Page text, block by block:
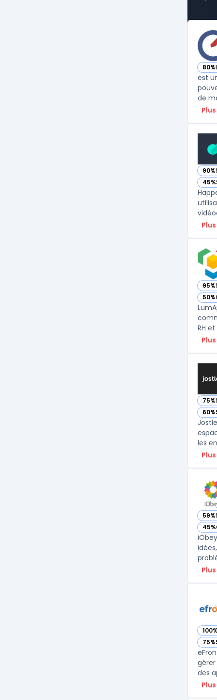
80%
—
est
90%
—
45%
—
95%
—
50%
—
75%
—
60%
—
les
59%
—
45%
—
100%
—
75%
—
des